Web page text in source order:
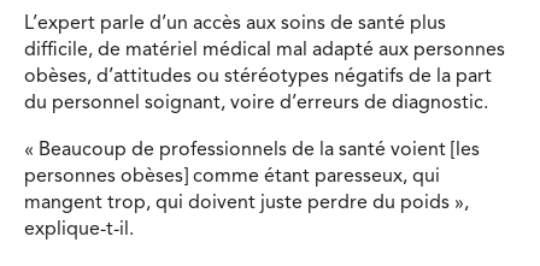
L’expert parle d’un accès aux soins de santé plus
difficile, de matériel médical mal adapté aux personnes
obèses, d’attitudes ou stéréotypes négatifs de la part
du personnel soignant, voire d’erreurs de diagnostic.
« Beaucoup de professionnels de la santé voient [les
personnes obèses] comme étant paresseux, qui
mangent trop, qui doivent juste perdre du poids »,
explique-t-il.